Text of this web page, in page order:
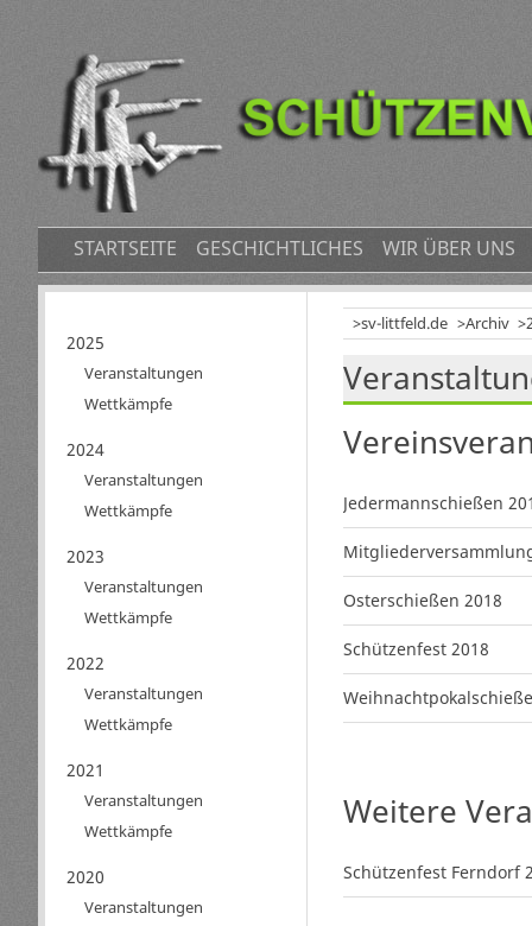
NAVIGATION
ÜBERSPRINGEN
STARTSEITE GESCHICHTLICHES WIR ÜBER UNS
sv-littfeld.de Archiv
Jedermannschießen
Osterschießen 2018
Schützenfest 2018
Weitere
Schützenfest Ferndorf
Navigation
überspringen
2025
Veranstaltungen
Wettkämpfe
2024
Veranstaltungen
Wettkämpfe
2023
Veranstaltungen
Wettkämpfe
2022
Veranstaltungen
Wettkämpfe
2021
Veranstaltungen
Wettkämpfe
2020
Veranstaltungen